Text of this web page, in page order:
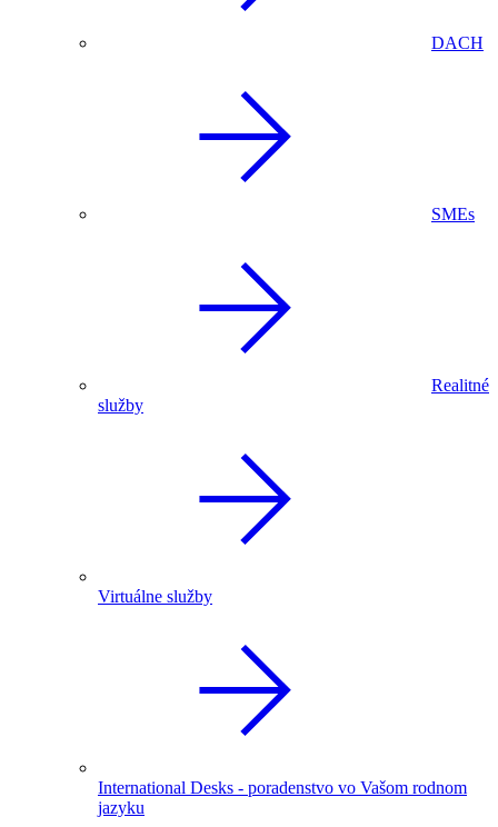
DACH
SMEs
Realitné
služby
Virtuálne služby
International Desks - poradenstvo vo Vašom rodnom
jazyku